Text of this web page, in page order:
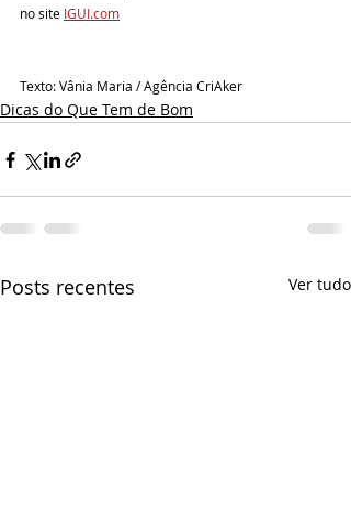
no site IGUI.com
Texto: Vânia Maria / Agência CriAker
Dicas do Que Tem de Bom
Posts recentes Ver tudo